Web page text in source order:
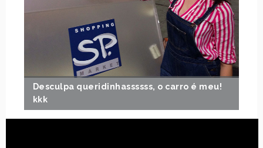
Desculpa queridinhassssss, o carro é meu!
kkk